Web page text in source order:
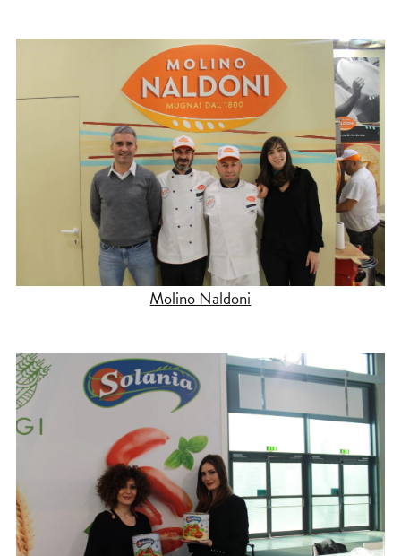
Molino Naldoni